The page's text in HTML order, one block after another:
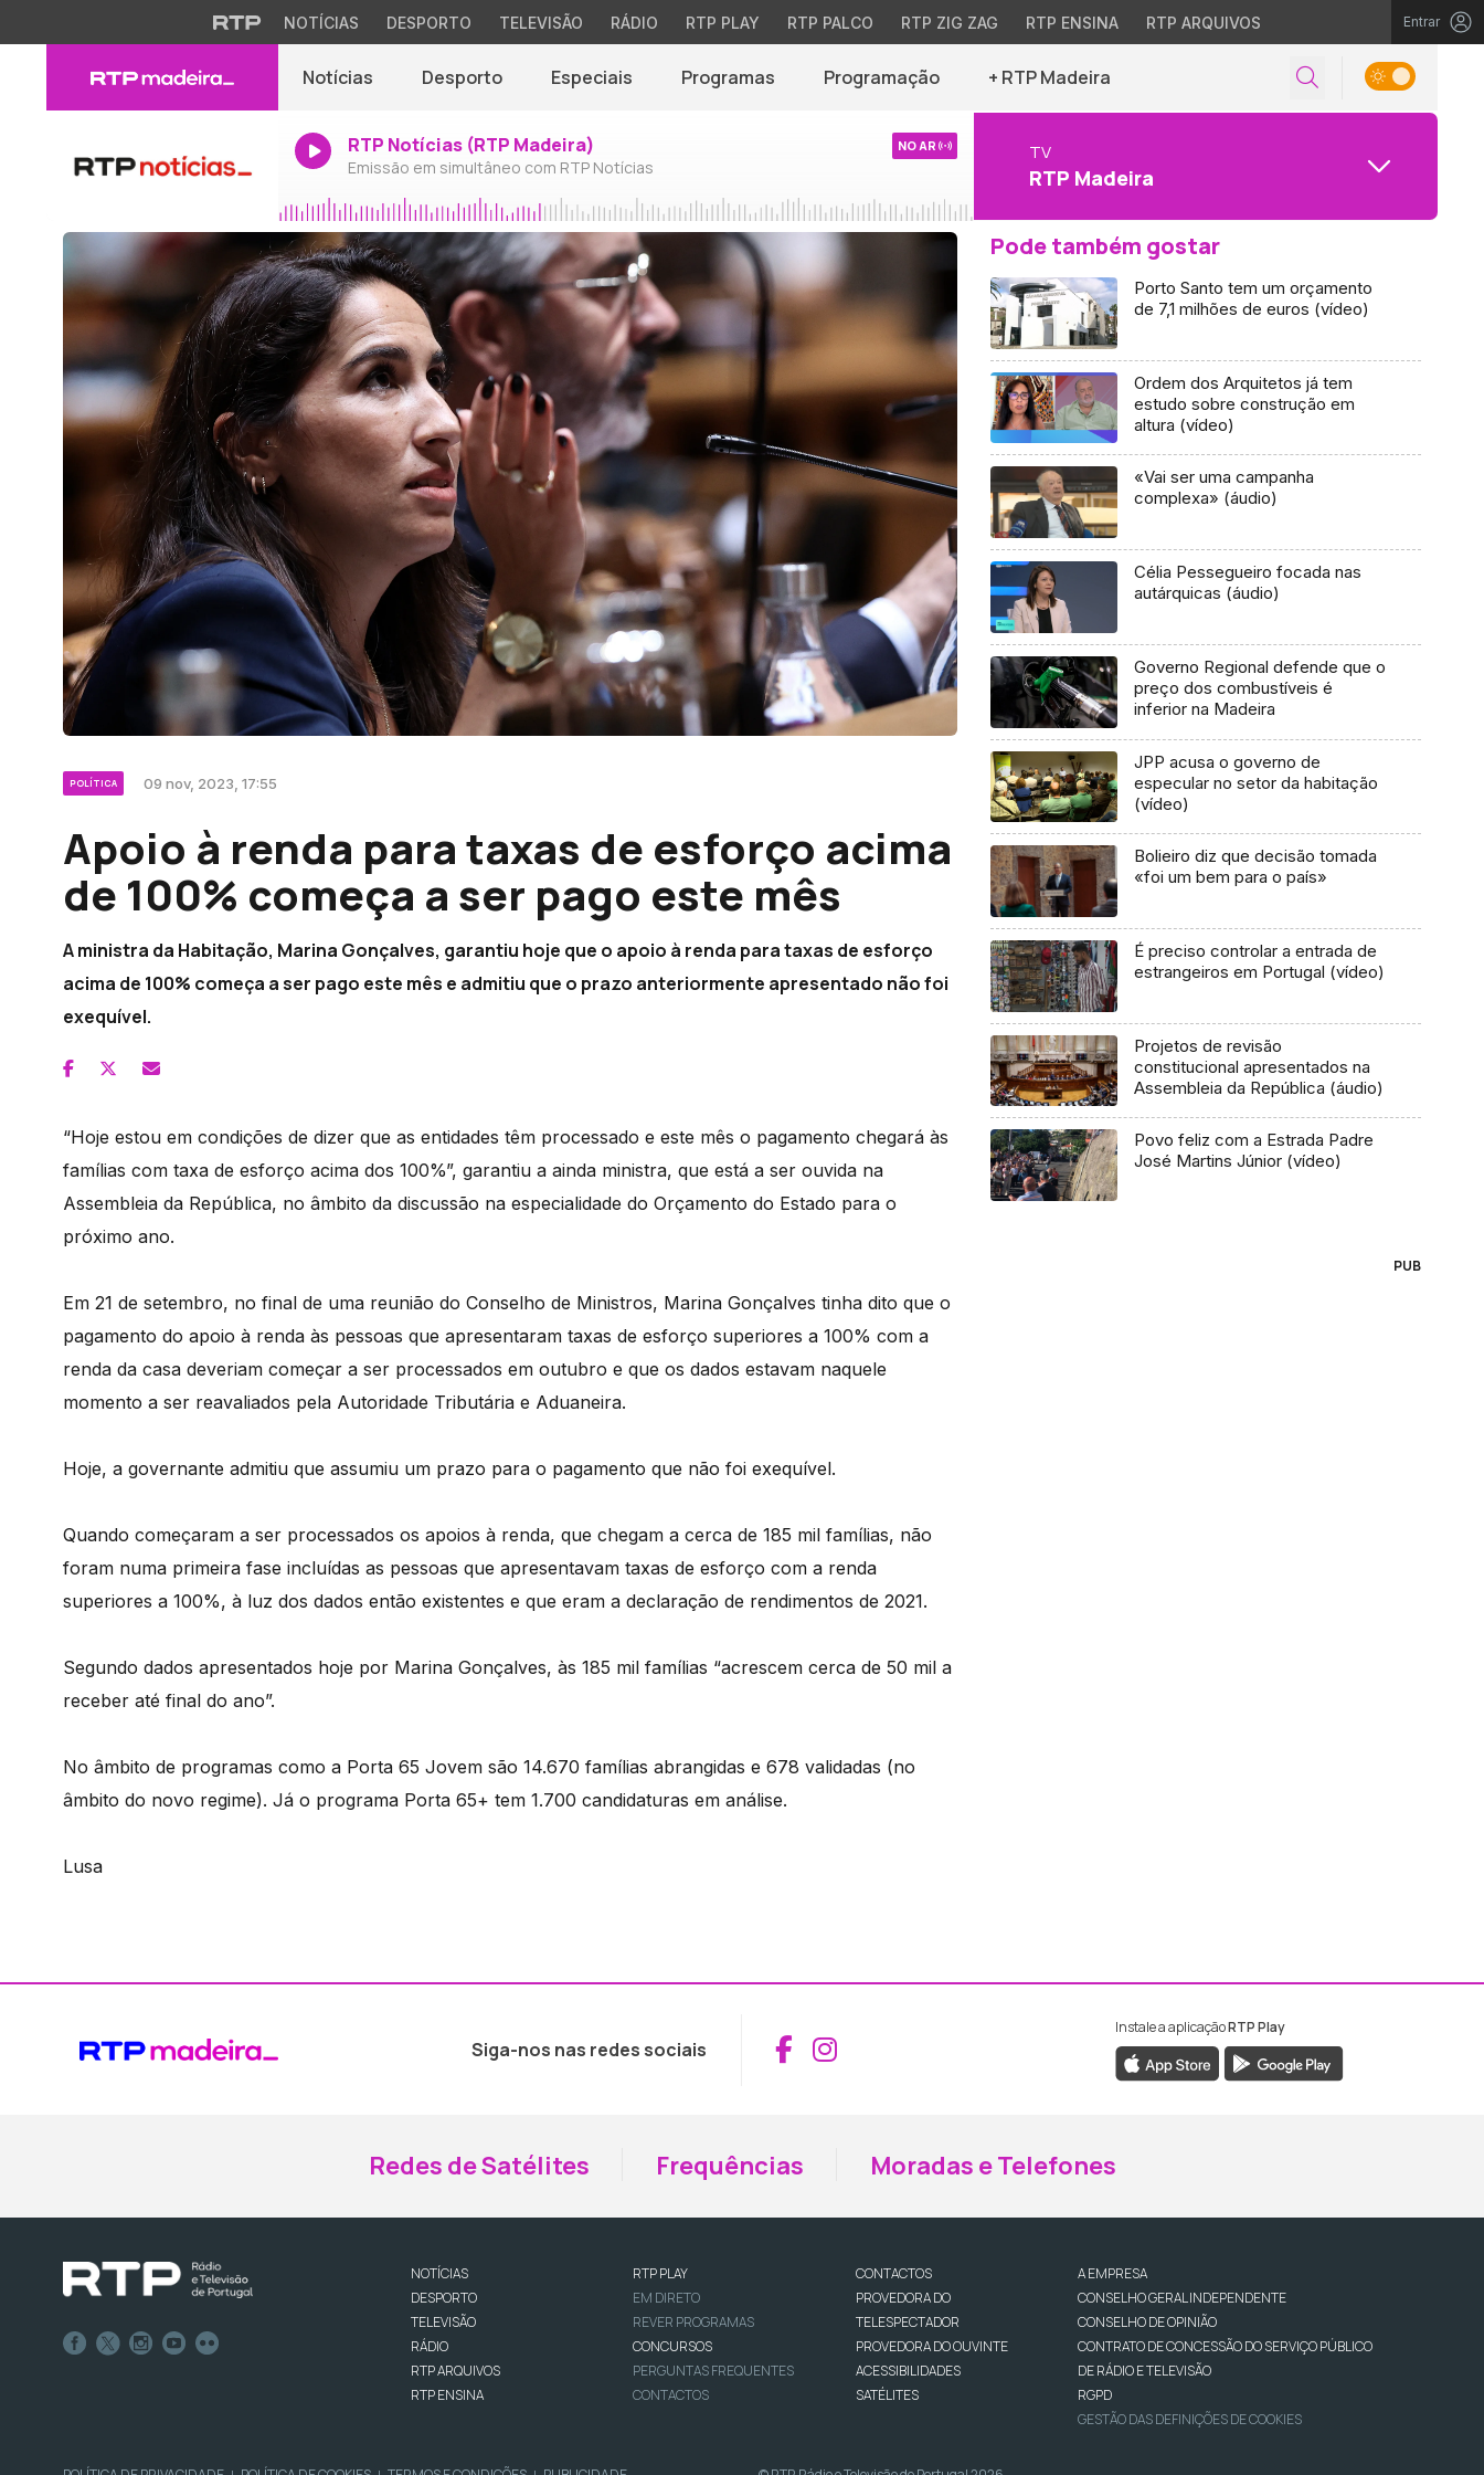
NOTÍCIAS DESPORTO TELEVISÃO RÁDIO RTP PLAY RTP PALCO RTP ZIG ZAG RTP ENSINA RTP ARQUIVOS Entrar
Notícias Desporto Especiais Programas Programação + RTP Madeira
RTP Notícias (RTP Madeira)
Emissão em simultâneo com RTP Notícias
NO AR TV
RTP Madeira
POLÍTICA 09 nov, 2023, 17:55
Apoio à renda para taxas de esforço acima
de 100% começa a ser pago este mês
A ministra da Habitação, Marina Gonçalves, garantiu hoje que o apoio à renda para taxas de esforço
acima de 100% começa a ser pago este mês e admitiu que o prazo anteriormente apresentado não foi
exequível.
“Hoje estou em condições de dizer que as entidades têm processado e este mês o pagamento chegará às
famílias com taxa de esforço acima dos 100%”, garantiu a ainda ministra, que está a ser ouvida na
Assembleia da República, no âmbito da discussão na especialidade do Orçamento do Estado para o
próximo ano.
Em 21 de setembro, no final de uma reunião do Conselho de Ministros, Marina Gonçalves tinha dito que o
pagamento do apoio à renda às pessoas que apresentaram taxas de esforço superiores a 100% com a
renda da casa deveriam começar a ser processados em outubro e que os dados estavam naquele
momento a ser reavaliados pela Autoridade Tributária e Aduaneira.
Hoje, a governante admitiu que assumiu um prazo para o pagamento que não foi exequível.
Quando começaram a ser processados os apoios à renda, que chegam a cerca de 185 mil famílias, não
foram numa primeira fase incluídas as pessoas que apresentavam taxas de esforço com a renda
superiores a 100%, à luz dos dados então existentes e que eram a declaração de rendimentos de 2021.
Segundo dados apresentados hoje por Marina Gonçalves, às 185 mil famílias “acrescem cerca de 50 mil a
receber até final do ano”.
No âmbito de programas como a Porta 65 Jovem são 14.670 famílias abrangidas e 678 validadas (no
âmbito do novo regime). Já o programa Porta 65+ tem 1.700 candidaturas em análise.
Lusa
Pode também gostar
Porto Santo tem um orçamento
de 7,1 milhões de euros (vídeo)
Ordem dos Arquitetos já tem
estudo sobre construção em
altura (vídeo)
«Vai ser uma campanha
complexa» (áudio)
Célia Pessegueiro focada nas
autárquicas (áudio)
Governo Regional defende que o
preço dos combustíveis é
inferior na Madeira
JPP acusa o governo de
especular no setor da habitação
(vídeo)
Bolieiro diz que decisão tomada
«foi um bem para o país»
É preciso controlar a entrada de
estrangeiros em Portugal (vídeo)
Projetos de revisão
constitucional apresentados na
Assembleia da República (áudio)
Povo feliz com a Estrada Padre
José Martins Júnior (vídeo)
PUB
Siga-nos nas redes sociais Aceder ao Facebook da RTP Madeira
Aceder ao Instagram da RTP Madeira
Instale a aplicaçãoRTP Play
Redes de Satélites Frequências Moradas e Telefones
NOTÍCIAS
DESPORTO
TELEVISÃO
RÁDIO
RTP ARQUIVOS
RTP ENSINA
RTP PLAY
EM DIRETO
REVER PROGRAMAS
CONCURSOS
PERGUNTAS FREQUENTES
CONTACTOS
CONTACTOS
PROVEDORA DO
TELESPECTADOR
PROVEDORA DO OUVINTE
ACESSIBILIDADES
SATÉLITES
A EMPRESA
CONSELHO GERAL INDEPENDENTE
CONSELHO DE OPINIÃO
CONTRATO DE CONCESSÃO DO SERVIÇO PÚBLICO
DE RÁDIO E TELEVISÃO
RGPD
GESTÃO DAS DEFINIÇÕES DE COOKIES